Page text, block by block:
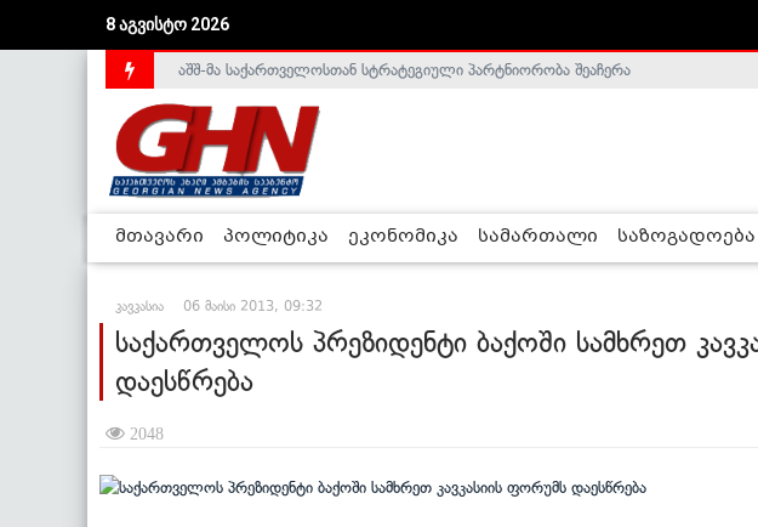
8 აგვისტო 2026
საქართველოს დე-ფაქტო მთავრობა არალეგიტიმურია - ჰელსინკის კომისია
აშშ-მა საქართველოსთან სტრატეგიული პარტნიორობა შეაჩერა
მთავარი პოლიტიკა ეკონომიკა სამართალი საზოგადოება
კავკასია 06 მაისი 2013, 09:32
საქართველოს პრეზიდენტი ბაქოში სამხრეთ
დაესწრება
2048